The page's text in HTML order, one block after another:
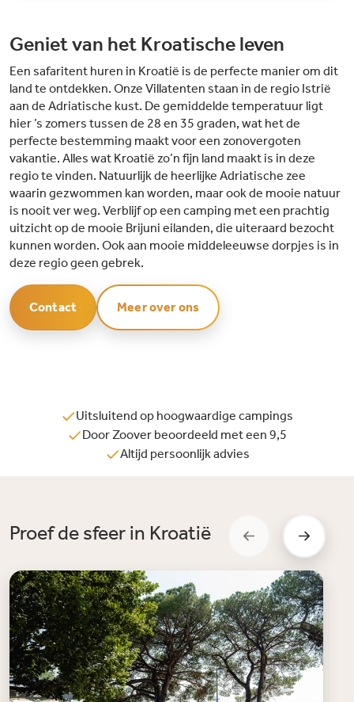
fonteinen, glijbanen en spelletjes.Actief animatieteam: Voor kinderen en
van maar liefst vijftig mensen organiseert in het hoogseizoen dagelijks
activiteiten. Van sporttoernooien en aquagym tot mini-disco en
avondshows. Uniek aan deze camping is het Jungalooz Trampoline en
Adventure Park.Direct aan het strand: Je kunt kiezen uit een privéstrand
met ligbedden en parasols (betaald) of het vrije strand. Voor kinderen is er
een speciaal strandgedeelte met kalm en veilig water om te spelen.
Daarnaast geniet je met onder andere kajak, windsurfen, duiken en jetskiën
van eindeloos watersportplezier!
Geniet van het Kroatische leven
Een safaritent huren in Kroatië is de perfecte manier om dit
land te ontdekken. Onze Villatenten staan in de regio Istrië
aan de Adriatische kust. De gemiddelde temperatuur ligt
hier ’s zomers tussen de 28 en 35 graden, wat het de
perfecte bestemming maakt voor een zonovergoten
vakantie. Alles wat Kroatië zo’n fijn land maakt is in deze
regio te vinden. Natuurlijk de heerlijke Adriatische zee
waarin gezwommen kan worden, maar ook de mooie natuur
is nooit ver weg. Verblijf op een camping met een prachtig
uitzicht op de mooie Brijuni eilanden, die uiteraard bezocht
kunnen worden. Ook aan mooie middeleeuwse dorpjes is in
deze regio geen gebrek.
Contact Meer over ons
Uitsluitend op hoogwaardige campings
Door Zoover beoordeeld met een 9,5
Altijd persoonlijk advies
Proef de sfeer in Kroatië